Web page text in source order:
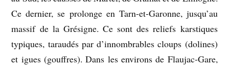
Ce dernier, se prolonge en Tarn-et-Garonne, jusqu’au
massif de la Grésigne. Ce sont des reliefs karstiques
typiques, taraudés par d’innombrables cloups (dolines)
et igues (gouffres). Dans les environs de Flaujac-Gare,